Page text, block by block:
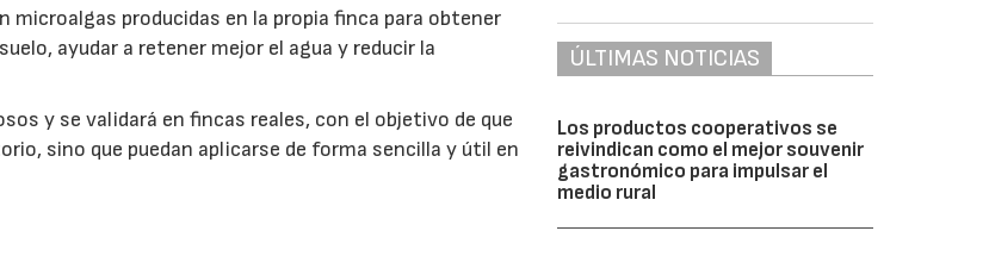
producidas en la propia finca para obtener
ayudar a retener mejor el agua y reducir la
y se validará en fincas reales, con el objetivo de que
sino que puedan aplicarse de forma sencilla y útil en
ÚLTIMAS NOTICIAS
Los productos cooperativos se
reivindican como el mejor souvenir
gastronómico para impulsar el
medio rural